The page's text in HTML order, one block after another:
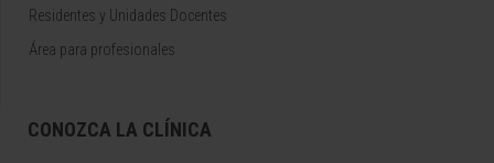
Residentes y Unidades Docentes
Área para profesionales
CONOZCA LA CLÍNICA